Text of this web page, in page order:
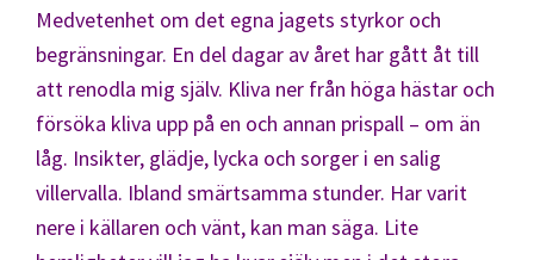
Medvetenhet om det egna jagets styrkor och
begränsningar. En del dagar av året har gått åt till
att renodla mig själv. Kliva ner från höga hästar och
försöka kliva upp på en och annan prispall – om än
låg. Insikter, glädje, lycka och sorger i en salig
villervalla. Ibland smärtsamma stunder. Har varit
nere i källaren och vänt, kan man säga. Lite